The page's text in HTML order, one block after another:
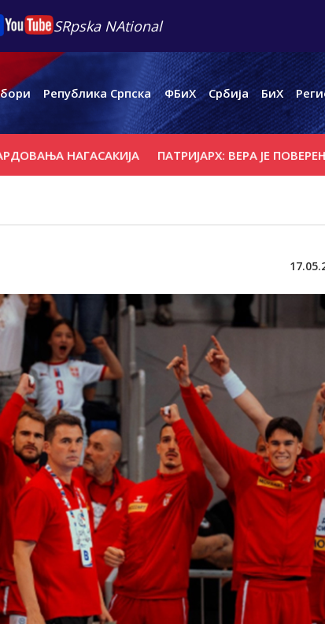
SRpska NAtional
Република Српска ФБиХ Србија БиХ
НАГАСАКИЈА ПАТРИЈАРХ: ВЕРА ЈЕ ПОВЕРЕЊЕ У